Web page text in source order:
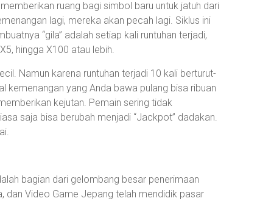
ruang bagi simbol baru untuk jatuh dari
lagi, mereka akan pecah lagi. Siklus ini
“gila” adalah setiap kali runtuhan terjadi,
hingga X100 atau lebih.
Namun karena runtuhan terjadi 10 kali berturut-
kemenangan yang Anda bawa pulang bisa ribuan
kejutan. Pemain sering tidak
saja bisa berubah menjadi “Jackpot” dadakan.
bagian dari gelombang besar penerimaan
dan Video Game Jepang telah mendidik pasar